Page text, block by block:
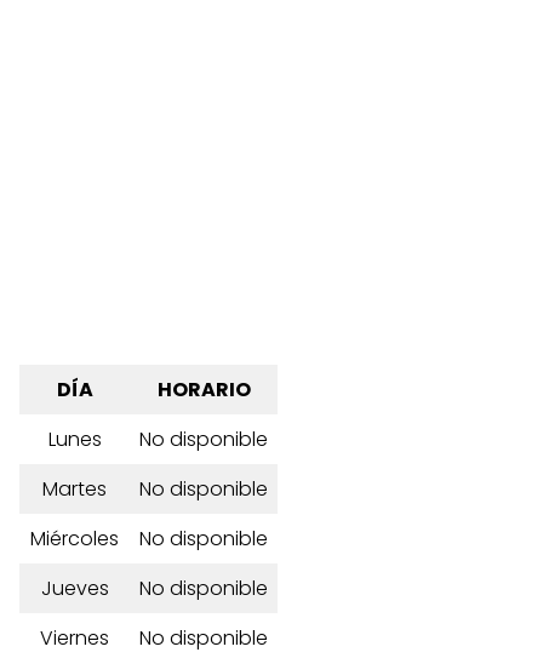
DÍA
HORARIO
Lunes
No disponible
Martes
No disponible
Miércoles
No disponible
Jueves
No disponible
Viernes
No disponible